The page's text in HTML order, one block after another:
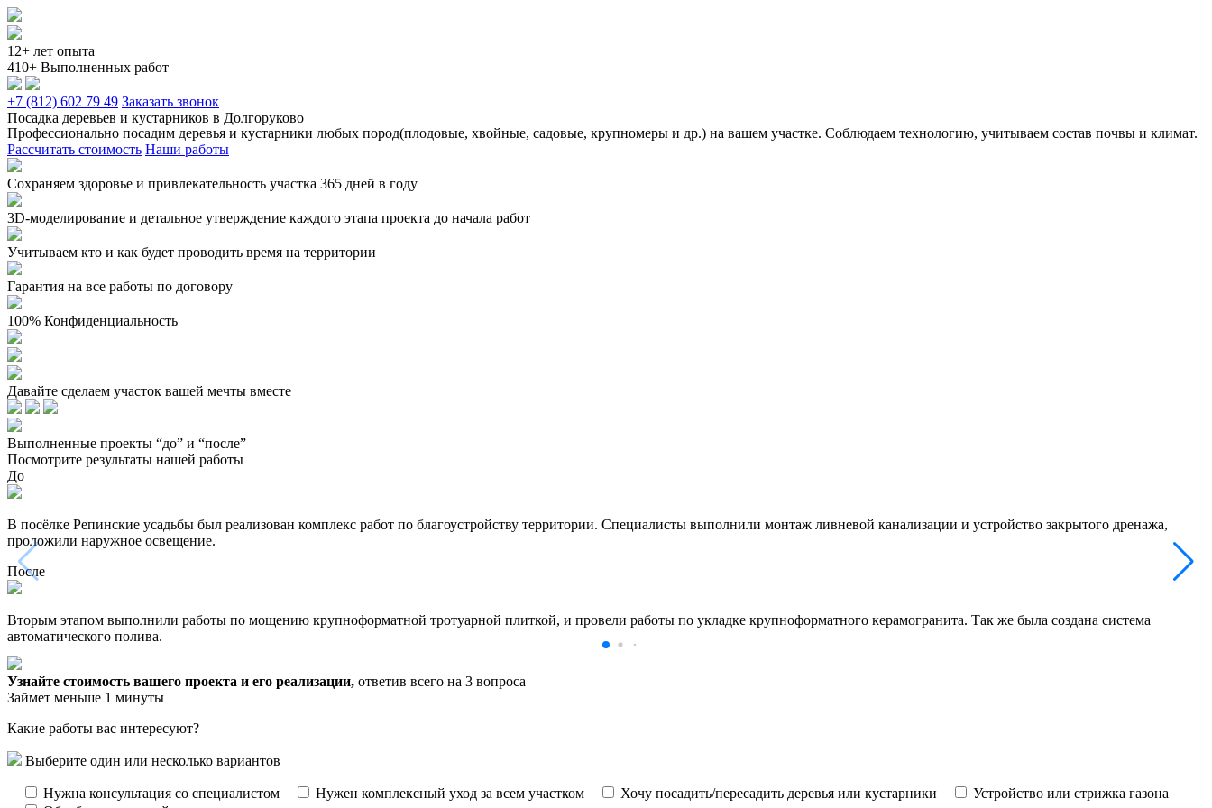
12+ лет опыта
410+ Выполненных работ
+7 (812) 602 79 49 Заказать звонок
Посадка деревьев и кустарников в Долгоруково
Профессионально посадим деревья и кустарники любых пород(плодовые, хвойные, садовые, крупномеры и др.) на вашем участке. Соблюдаем технологию, учитываем состав почвы и климат.
Рассчитать стоимость Наши работы
Сохраняем здоровье и привлекательность участка 365 дней в году
3D-моделирование и детальное утверждение каждого этапа проекта до начала работ
Учитываем кто и как будет проводить время на территории
Гарантия на все работы по договору
100% Конфиденциальность
Давайте сделаем участок вашей мечты вместе
Выполненные проекты “до” и “после”
Посмотрите результаты нашей работы
До
В посёлке Репинские усадьбы был реализован комплекс работ по благоустройству территории. Специалисты выполнили монтаж ливневой канализации и устройство закрытого дренажа,
проложили наружное освещение.
После
Вторым этапом выполнили работы по мощению крупноформатной тротуарной плиткой, и провели работы по укладке крупноформатного керамогранита. Так же была создана система
автоматического полива.
Узнайте стоимость вашего проекта и его реализации, ответив всего на 3 вопроса
Займет меньше 1 минуты
Какие работы вас интересуют?
Выберите один или несколько вариантов
Нужна консультация со специалистом Нужен комплексный уход за всем участком Хочу посадить/пересадить деревья или кустарники
Устройство или стрижка газона